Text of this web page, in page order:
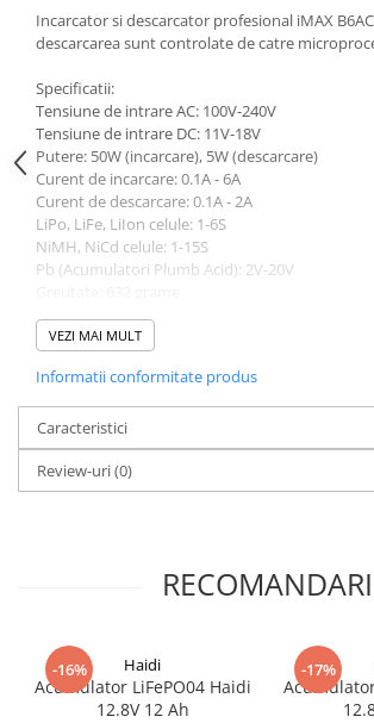
Baterii si acumulatori AGM VRLA
de 6-12 V
GEL
AGM
Li-Ion
SLA AGM (Sealed Lead Acid)
Deep Cycle - Tractiune/Semi-
Tractiune
APC
Pachete acumulatori VRLA
Sisteme de management (BMS)
Redresoare, incarcatoare si testere
Redresoare auto, moto, barci si
UPS pentru centrale termice si
sisteme de urgenta - acumulator
UPS Trifazat
Stabilizatoare Tensiune
Incarcator si descarcator profesional iMAX
descarcarea sunt controlate de catre
Specificatii:
Tensiune de intrare AC: 100V-240V
Tensiune de intrare DC: 11V-18V
Putere: 50W (incarcare), 5W (descarcare)
Curent de incarcare: 0.1A - 6A
Curent de descarcare: 0.1A - 2A
LiPo, LiFe, LiIon celule: 1-6S
NiMH, NiCd celule: 1-15S
Pb (Acumulatori Plumb Acid): 2V-20V
Dimensiuni: Lungime 135 x latime 144 x Inaltime
Produs original.
VEZI MAI MULT
Informatii conformitate produs
Caracteristici
Review-uri(0)
RECOMANDARI
-16% Haidi
Acumulator LiFePO04 Haidi
12.8V 12 Ah
-17%